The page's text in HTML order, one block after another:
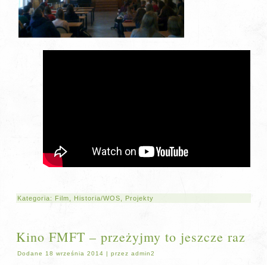
Kategoria: Film Historia/WOS Projekty
Kino FMFT – przeżyjmy to jeszcze raz
Dodane 18 września 2014 |przez admin2